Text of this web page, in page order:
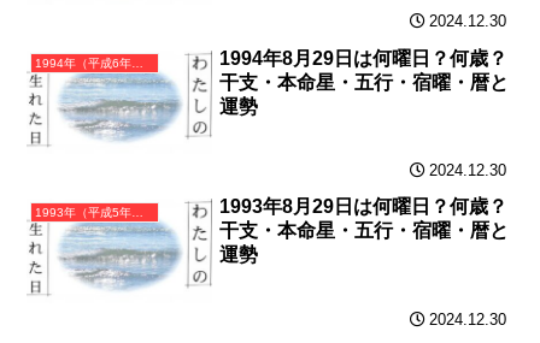
2024.12.30
1994年（平成6年）甲戌（きのえいぬ）・戌年（いぬ年）カレンダー（月曜はじまり）
1994年8月29日は何曜日？何歳？
干支・本命星・五行・宿曜・暦と
運勢
2024.12.30
1993年（平成5年）癸酉（みずのととり）・酉年（とり年）カレンダー（月曜はじまり）
1993年8月29日は何曜日？何歳？
干支・本命星・五行・宿曜・暦と
運勢
2024.12.30